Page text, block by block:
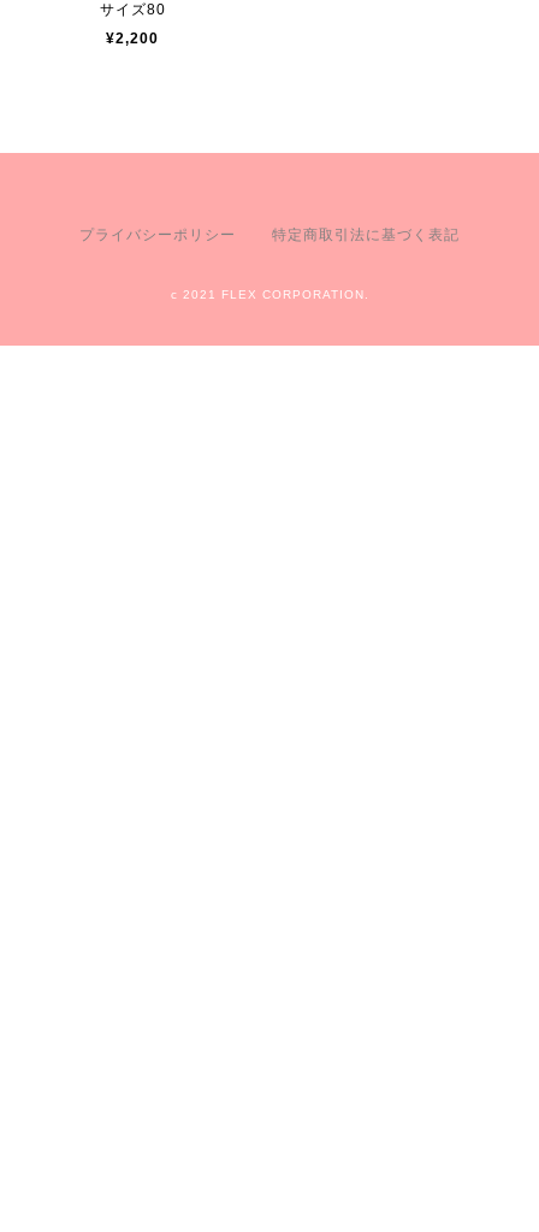
サイズ80
¥2,200
プライバシーポリシー 特定商取引法に基づく表記
c 2021 FLEX CORPORATION.